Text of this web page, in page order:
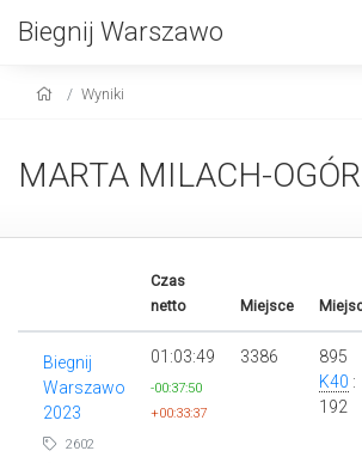
Biegnij Warszawo
Wyniki
MARTA MILACH-
Czas
netto
Miejsce
Biegnij
Warszawo
2023
2602
01:03:49
-00:37:50
+00:33:37
3386
895
K40 :
192